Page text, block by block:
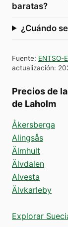
baratas?
¿Cuándo
Fuente: ENTSO-
actualización:
Precios de
de Laholm
Åkersberga
Alingsås
Älmhult
Älvdalen
Alvesta
Älvkarleby
Explorar